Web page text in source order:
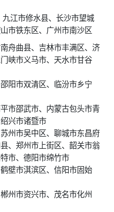
江市修水县、长沙市望城
市铁东区、广州市南沙区
舟曲县、吉林市丰满区、济
峡市义马市、天水市甘谷
阳市双清区、临汾市乡宁
市邵武市、内蒙古包头市青
兴市诸暨市
州市吴中区、聊城市东昌府
、郑州市上街区、韶关市翁
市、德阳市绵竹市
壁市淇滨区、信阳市固始
州市资兴市、茂名市化州